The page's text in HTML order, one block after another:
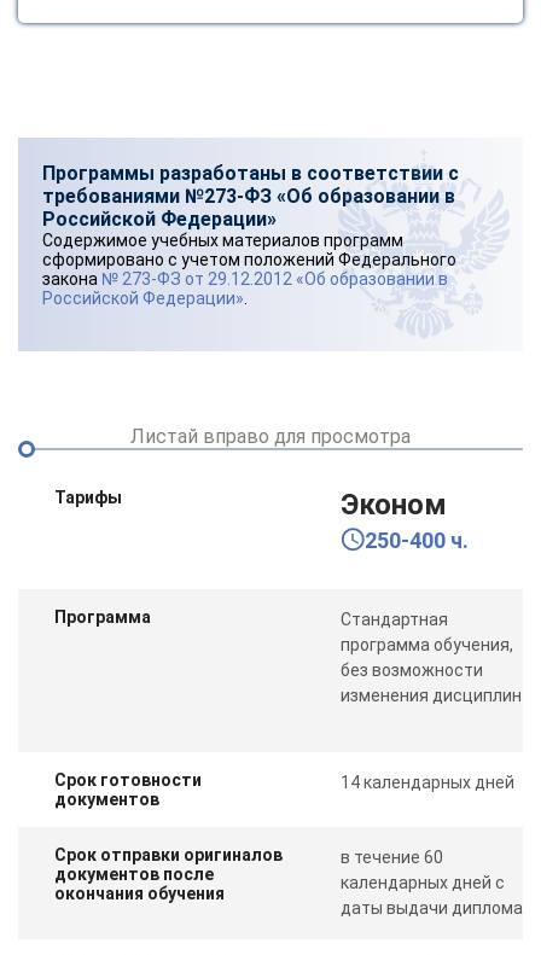
Программы разработаны в соответствии с
требованиями №273-ФЗ «Об образовании в
Российской Федерации»
Содержимое учебных материалов программ
сформировано с учетом положений Федерального
закона № 273-ФЗ от 29.12.2012 «Об образовании в
Российской Федерации»
Листай вправо для просмотра
Тарифы Эконом
250-400 ч.
Программа
Стандартная
программа обучения,
без возможности
изменения дисциплин
Срок готовности
документов
14 календарных дней
Срок отправки оригиналов
документов после
окончания обучения
в течение 60
календарных дней с
даты выдачи диплома